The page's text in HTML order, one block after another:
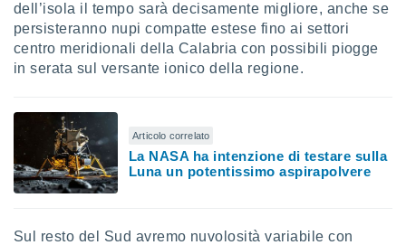
dell’isola il tempo sarà decisamente migliore, anche se
persisteranno nupi compatte estese fino ai settori
centro meridionali della Calabria con possibili piogge
in serata sul versante ionico della regione.
Articolo correlato
La NASA ha intenzione di testare sulla
Luna un potentissimo aspirapolvere
Sul resto del Sud avremo nuvolosità variabile con